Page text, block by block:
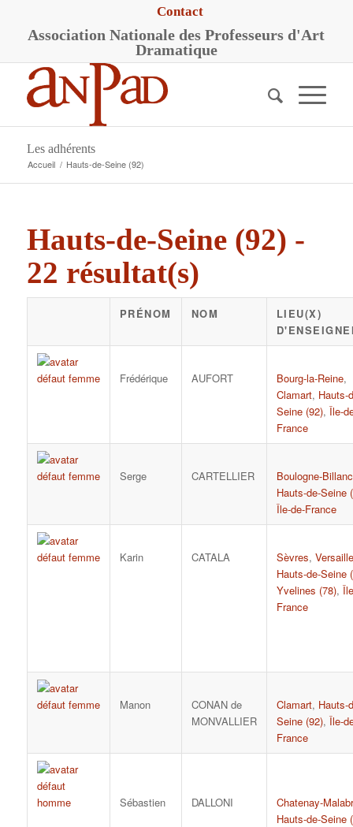
Contact
AssociationNationale desProfesseurs d'Art
Dramatique
Les adhérents
Accueil / Hauts-de-Seine (92)
Hauts-de-Seine (92) -
22 résultat(s)
PRÉNOM NOM
LIEU(X)
Frédérique AUFORT Bourg-la-Reine,
Clamart, Hauts-
Seine (92), Île-
France
Serge CARTELLIER
Boulogne-
Hauts-de-Seine
Île-de-France
Karin CATALA Sèvres,
Hauts-de-Seine
Yvelines (78),
France
Manon
CONAN de
MONVALLIER
Clamart, Hauts-
Seine (92), Île-
France
Sébastien DALLONI
Chatenay-
Hauts-de-Seine